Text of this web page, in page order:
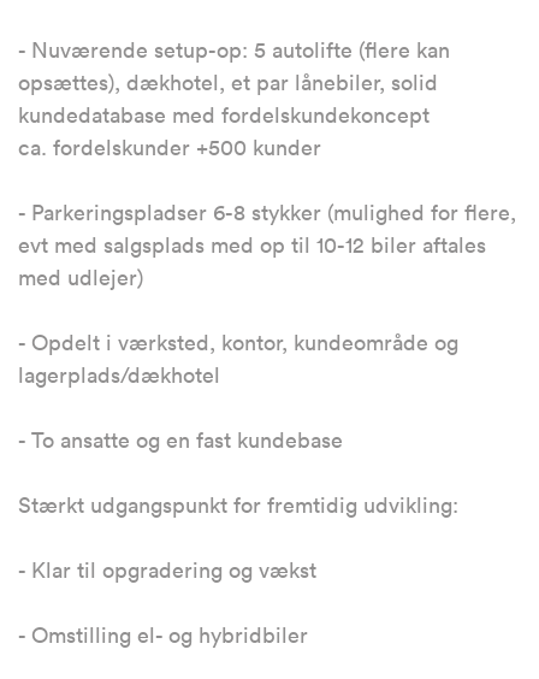
- Nuværende setup-op: 5 autolifte (flere kan
opsættes), dækhotel, et par lånebiler, solid
kundedatabase med fordelskundekoncept
ca. fordelskunder +500 kunder
- Parkeringspladser 6-8 stykker (mulighed for flere,
evt med salgsplads med op til 10-12 biler aftales
med udlejer)
- Opdelt i værksted, kontor, kundeområde og
lagerplads/dækhotel
- To ansatte og en fast kundebase
Stærkt udgangspunkt for fremtidig udvikling:
- Klar til opgradering og vækst
- Omstilling el- og hybridbiler